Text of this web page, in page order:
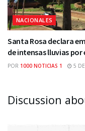
NACIONALES
Santa Rosa declara
de intensas lluvias por
POR 1000 NOTICIAS 1 5
Discussion